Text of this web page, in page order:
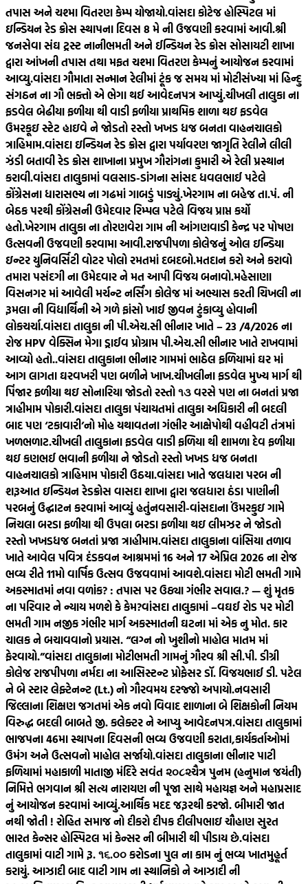
તપાસ અને ચશ્મા વિતરણ કેમ્પ યોજાયો.વાંસદા કોટેજ હોસ્પિટલ માં
ઇન્ડિયન રેડ ક્રોસ સ્થાપના દિવસ 8 મે ની ઉજવણી કરવામાં આવી.શ્રી
જનસેવા સંઘ ટ્રસ્ટ નાનીભમતી અને ઈન્ડિયન રેડ ક્રોસ સોસાયટી શાખા
દ્વારા આંખની તપાસ તથા મફત ચશ્મા વિતરણ કેમ્પનું આયોજન કરવામાં
આવ્યુ.વાંસદા ગૌમાતા સન્માન રેલીમાં ટૂંક જ સમય માં મોટીસંખ્યા માં હિન્દુ
સંગઠન ના ગૌ ભક્તો એ ભેગા થઈ આવેદનપત્ર આપ્યું.ચીખલી તાલુકા ના
ફડવેલ બેઢીયા ફળીયા થી વાડી ફળીયા પ્રાથમિક શાળા થઇ ફડવેલ
ઉમરકૂઇ સ્ટેટ હાઇવે ને જોડતો રસ્તો ખખડ ધજ બનતા વાહનચાલકો
ત્રાહિમામ.વાંસદા ઇન્ડિયન રેડ ક્રોસ દ્વારા પર્યાવરણ જાગૃતિ રેલીને લીલી
ઝંડી બતાવી રેડ ક્રોસ શાખાના પ્રમુખ ગૌરાંગના કુમારી એ રેલી પ્રસ્થાન
કરાવી.વાંસદા તાલુકામાં વલસાડ-ડાંગના સાંસદ ધવલભાઈ પટેલે
કોંગ્રેસના ધારાસભ્ય ના ગઢમાં ગાબડું પાડ્યું.ખેરગામ ના બહેજ તા.પં. ની
બેઠક પરથી કોંગ્રેસની ઉમેદવાર રિમ્પલ પટેલે વિજય પ્રાપ્ત કર્યો
હતો.ખેરગામ તાલુકા ના તોરણવેરા ગામ ની આંગણવાડી કેન્દ્ર પર પોષણ
ઉત્સવની ઉજવણી કરવામા આવી.રાજપીપળા કોલેજનું ઓલ ઇન્ડિયા
ઇન્ટર યુનિવર્સિટી વોટર પોલો રમતમાં દબદબો.મતદાન કરો અને કરાવો
તમારા પસંદગી ના ઉમેદવાર ને મત આપી વિજય બનાવો.મહેસાણા
વિસનગર માં આવેલી મર્ચન્ટ નર્સિંગ કોલેજ માં અભ્યાસ કરતી ચિખલી ના
રૂમલા ની વિદ્યાર્થિની એ ગળે ફાંસો ખાઈ જીવન ટુંકાવ્યુ હોવાની
લોકચર્ચા.વાંસદા તાલુકા ની પી.એચ.સી ભીનાર ખાતે – 23 /4/2026 ના
રોજ HPV વેક્સિન મેગા ડ્રાઈવ પ્રોગ્રામ પી.એચ.સી ભીનાર ખાતે રાખવામાં
આવ્યો હતો..વાંસદા તાલુકાના ભીનાર ગામમાં ભાઠેલ ફળિયામાં ઘર માં
આગ લાગતા ઘરવખરી પણ બળીને ખાખ.ચીખલીના ફડવેલ મુખ્ય માર્ગ થી
પિંજાર ફળીયા થઇ સોનારિયા જોડતો રસ્તો ૧૩ વરસે પણ ના બનતાં પ્રજા
ત્રાહીમામ પોકારી.વાંસદા તાલુકા પંચાયતમાં તાલુકા અધિકારી ની બદલી
બાદ પણ ‘ટકાવારી’નો મોહ યથાવતના ગંભીર આક્ષેપોથી વહીવટી તંત્રમાં
ખળભળાટ.ચીખલી તાલુકાના ફડવેલ વાડી ફળિયા થી શામળા દેવ ફળીયા
થઇ કણભઈ ભવાની ફળીયા ને જોડતો રસ્તો ખખડ ધજ બનતા
વાહનચાલકો ત્રાહિમામ પોકારી ઉઠયા.વાંસદા ખાતે જલધારા પરબ ની
શરૂઆત ઇન્ડિયન રેડક્રોસ વાસદા શાખા દ્વારા જલધારા ઠંડા પાણીની
પરબનું ઉદ્ઘાટન કરવામાં આવ્યું હતુંનવસારી-વાંસદાના ઉંમરકુઇ ગામે
નિચલા બરડા ફળીયા થી ઉપલા બરડા ફળીયા થઇ લીમઝર ને જોડતો
રસ્તો ખખડધજ બનતાં પ્રજા ત્રાહીમામ.વાંસદા તાલુકાના વાંસિયા તળાવ
ખાતે આવેલ પવિત્ર દંડકવન આશ્રમમાં 16 અને 17 એપ્રિલ 2026 ના રોજ
ભવ્ય રીતે 11મો વાર્ષિક ઉત્સવ ઉજવવામાં આવશે.વાંસદા મોટી ભમતી ગામે
અકસ્માતમાં નવા વળાંક? : તપાસ પર ઉઠ્યા ગંભીર સવાલ.? — શું મૃતક
ના પરિવાર ને ન્યાય મળશે કે કેમ?વાંસદા તાલુકામાં –વઘઈ રોડ પર મોટી
ભમતી ગામ નજીક ગંભીર માર્ગ અકસ્માતની ઘટના માં એક નુ મોત. કાર
ચાલક ને બચાવવાનો પ્રયાસ. “લગ્ન નો ખુશીનો માહોલ માતમ માં
ફેરવાયો.”વાંસદા તાલુકાના મોટીભમતી ગામનું ગૌરવ શ્રી સી.પી. ડીગ્રી
કોલેજ રાજપીપળા નર્મદા ના આસિસ્ટન્ટ પ્રોફેસર ડૉ. વિજયભાઈ ડી. પટેલ
ને બે સ્ટાર લેફ્ટેનન્ટ (Lt.) નો ગૌરવમય દરજ્જો અપાયો.નવસારી
જિલ્લાના શિક્ષણ જગતમાં એક નવો વિવાદ શાળાના બે શિક્ષકોની નિયમ
વિરુદ્ધ બદલી બાબતે જી. કલેક્ટર ને આપ્યુ આવેદનપત્ર.વાંસદા તાલુકામાં
ભાજપના 46મા સ્થાપના દિવસની ભવ્ય ઉજવણી કરાતા,કાર્યકર્તાઓમાં
ઉમંગ અને ઉત્સવનો માહોલ સર્જાયો.વાંસદા તાલુકાના ભીનાર પાટી
ફળિયામાં મહાકાળી માતાજી મંદિરે સવંત ‌‌૨૦૮૨ચૈત્ર‌ પુનમ (હનુમાન જયંતી)
નિમિત્તે ભગવાન શ્રી સત્ય નારાયણ ની પૂજા સાથે મહાયજ્ઞ અને મહાપ્રસાદ
નું આયોજન કરવામાં આવ્યું.આર્થિક મદદ જરૂરથી કરજો. બીમારી જાત
નથી જોતી ! રોહિત સમાજ નો દીકરો દીપક દીલીપભાઇ ચૌહાણ સુરત
ભારત કેન્સર હોસ્પિટલ માં કેન્સર ની બીમારી થી પીડાય છે.વાંસદા
તાલુકામાં વાટી ગામે રૂ. ૧૬.૦૦ કરોડના પુલ ના કામ નું ભવ્ય ખાતમુહૂર્ત
કરાયું. આઝાદી બાદ વાટી ગામ ના સ્થાનિકો ને આઝાદી ની